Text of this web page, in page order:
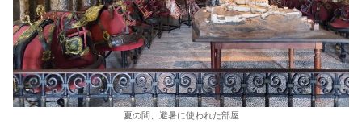
夏の間、避暑に使われた部屋